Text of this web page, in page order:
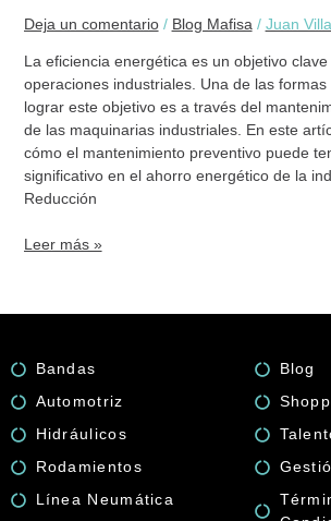
Deja un comentario / Blog Mafisa / Juan
La eficiencia energética es un objetivo
operaciones industriales. Una de las
lograr este objetivo es a través del
de las maquinarias industriales. En este
cómo el mantenimiento preventivo puede
significativo en el ahorro energético de la
Reducción
Industriales
Leer más »
Bandas
Automotriz
Hidráulicos
Rodamientos
Línea Neumática
Blog